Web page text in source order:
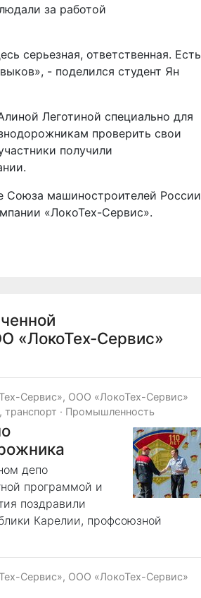
за работой
серьезная, ответственная. Есть
- поделился студент Ян
Леготиной специально для
проверить свои
получили
Союза машиностроителей России
«ЛокоТех-Сервис».
«ЛокоТех-Сервис»
Сервис», ООО «ЛокоТех-Сервис»
транспорт · Промышленность
депо
программой и
поздравили
Карелии, профсоюзной
Сервис», ООО «ЛокоТех-Сервис»